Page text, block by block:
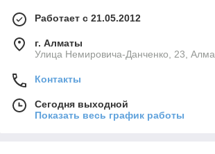
Работает с 21.05.2012
г. Алматы
Улица Немировича-Данченко, 23,
Контакты
Сегодня выходной
Показать весь график работы